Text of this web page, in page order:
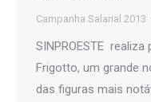
Campanha Salarial 2013
SINPROESTE
Frigotto, um grande
das figuras mais